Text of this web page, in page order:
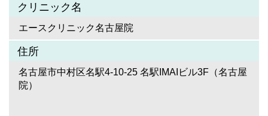
クリニック名
エースクリニック名古屋院
住所
名古屋市中村区名駅4-10-25 名駅IMAIビル3F（名古屋
院）